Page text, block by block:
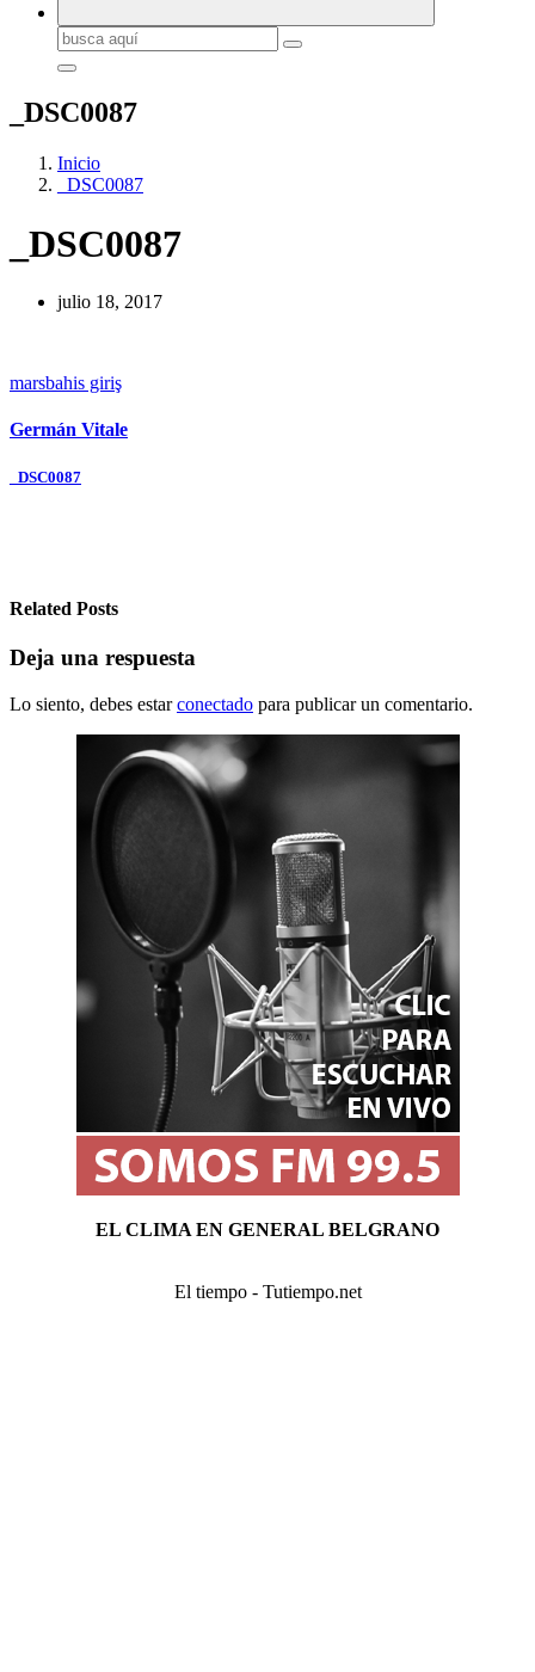
Buscar:
_DSC0087
Inicio
_DSC0087
_DSC0087
julio 18, 2017
marsbahis giriş
Germán Vitale
Navegación
_DSC0087
Related Posts
Deja una respuesta
Lo siento, debes estarconectado para publicar un comentario.
EL CLIMA EN GENERAL BELGRANO
El tiempo - Tutiempo.net